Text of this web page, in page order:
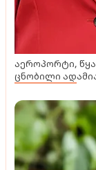
აეროპორტი,
ცნობილი